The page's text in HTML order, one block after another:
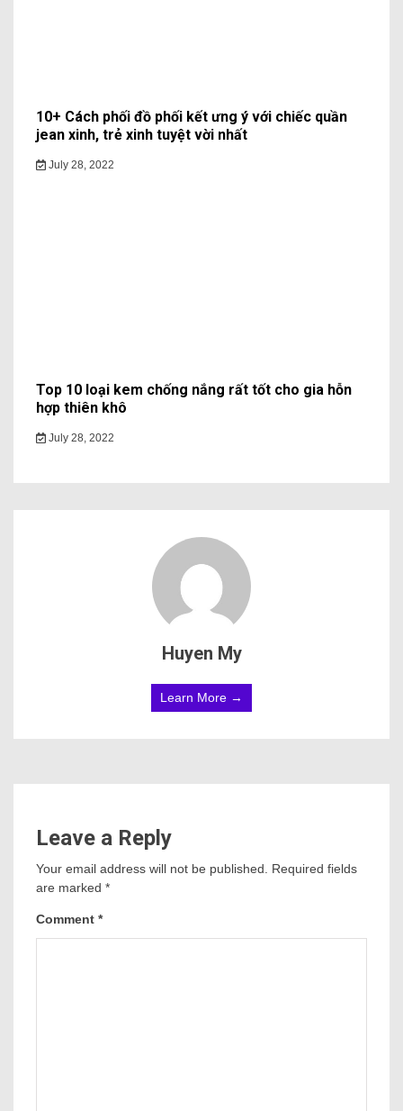
10+ Cách phối đồ phối kết ưng ý với chiếc quần
jean xinh, trẻ xinh tuyệt vời nhất
July 28, 2022
Top 10 loại kem chống nắng rất tốt cho gia hỗn
hợp thiên khô
July 28, 2022
Huyen My
Learn More →
Leave a Reply
Your email address will not be published. Required fields
are marked *
Comment *